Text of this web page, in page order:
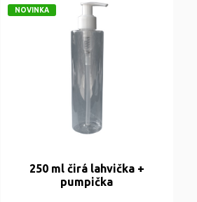
NOVINKA
250 ml čirá lahvička +
pumpička